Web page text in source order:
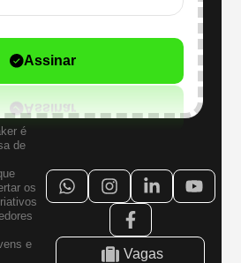
Assinar
é
de
os
e
Vagas